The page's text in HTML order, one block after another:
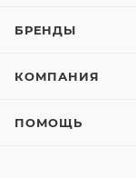
БРЕНДЫ
КОМПАНИЯ
ПОМОЩЬ